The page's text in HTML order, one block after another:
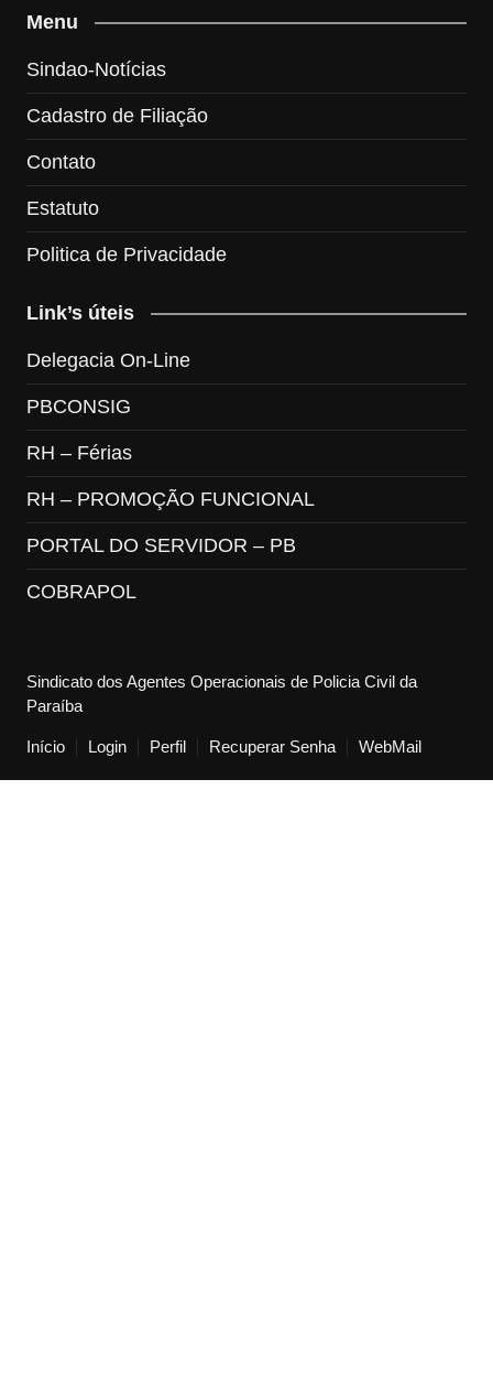
Menu
Sindao-Notícias
Cadastro de Filiação
Contato
Estatuto
Politica de Privacidade
Link’s úteis
Delegacia On-Line
PBCONSIG
RH – Férias
RH – PROMOÇÃO FUNCIONAL
PORTAL DO SERVIDOR – PB
COBRAPOL
Sindicato dos Agentes Operacionais de Policia Civil da
Paraíba
Início Login Perfil Recuperar Senha WebMail